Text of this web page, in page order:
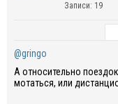
Записи: 19
@gringo
А относительно
мотаться, или